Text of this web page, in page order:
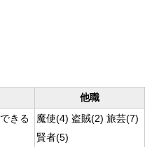
他職
きる
魔使(4) 盗賊(2) 旅芸(7)
賢者(5)